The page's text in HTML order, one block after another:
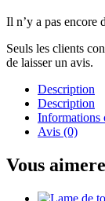
Il n’y a pas encore
Seuls les clients
de laisser un avis.
Description
Description
Informations
Avis (0)
Vous